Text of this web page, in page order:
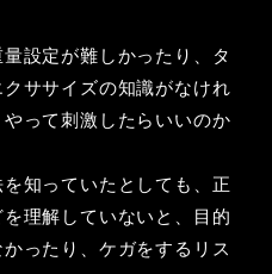
設定が難しかったり、タ
ササイズの知識がなけれ
って刺激したらいいのか
知っていたとしても、正
理解していないと、目的
ったり、ケガをするリス